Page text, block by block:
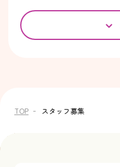
TOP スタッフ募集